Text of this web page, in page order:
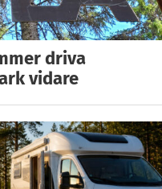
driva
vidare